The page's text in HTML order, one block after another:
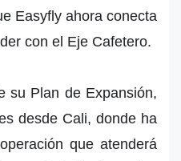
Easyfly ahora conecta
con el Eje Cafetero.
su Plan de Expansión,
desde Cali, donde ha
que atenderá